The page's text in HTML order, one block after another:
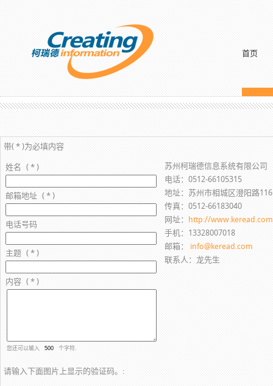
首页
带( * )为必填内容
姓名 ( * )
邮箱地址 ( * )
电话号码
主题 ( * )
内容 ( * )
您还可以输入 个字符.
请输入下面图片上显示的验证码。:
苏州柯瑞德信息系统有限公司
电话：0512-66105315
地址：苏州市相城区澄阳路
传真：0512-66183040
网址：
http://www.keread.com
手机：13328007018
邮箱： info@keread.com
联系人：龙先生